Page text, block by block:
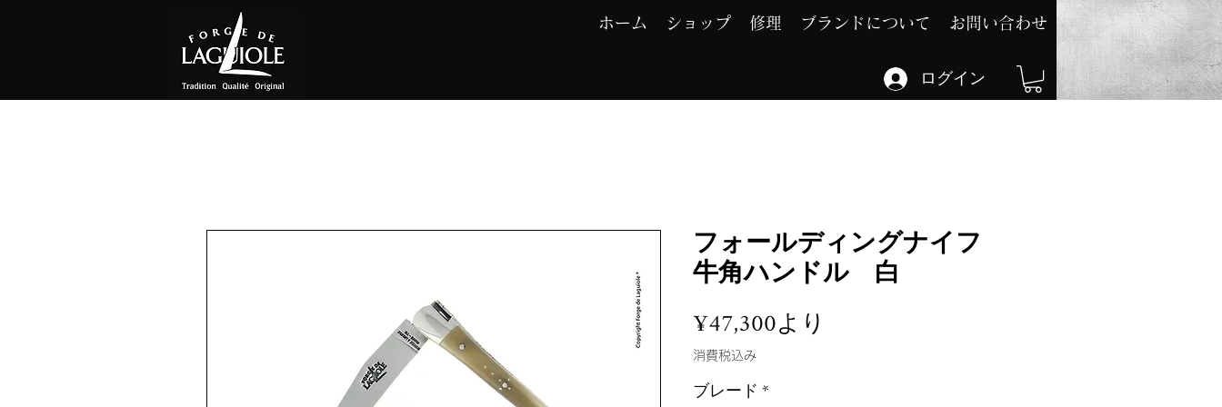
ホーム ショップ 修理 ブランドについて お問い合わせ
ログイン
フォールディングナイフ
牛角ハンドル 白
¥47,300より
消費税込み
ブレード*